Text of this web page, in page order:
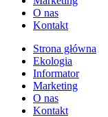
O nas
Kontakt
Strona główna
Ekologia
Informator
Marketing
O nas
Kontakt